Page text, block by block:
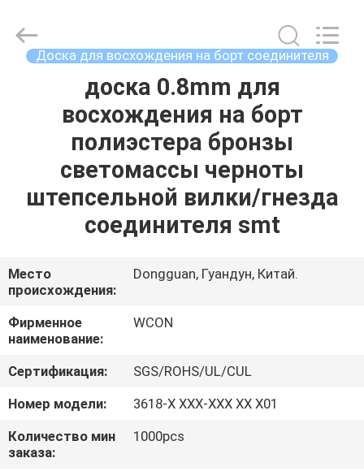
ПРОДУКТЫ
ПУТЕШЕСТВИЕ
ФАБРИКИ
ПРОВЕРКА
КАЧЕСТВА
СВЯЖИТЕСЬ
МЫ
Доска для восхождения на борт соединителя
доска 0.8mm для
восхождения на борт
полиэстера бронзы
светомассы черноты
штепсельной вилки/гнезда
соединителя smt
Место
происхождения:
Dongguan, Гуандун, Китай.
Фирменное
наименование:
WCON
Сертификация:
SGS/ROHS/UL/CUL
Номер модели:
3618-X XXX-XXX XX X01
Количество мин
заказа:
1000pcs